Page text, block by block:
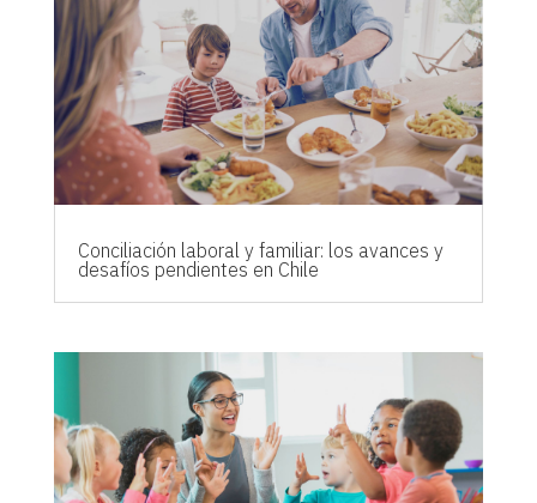
Conciliación laboral y familiar: los avances y
desafíos pendientes en Chile